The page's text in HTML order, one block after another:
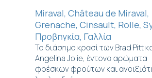
Miraval, Château de Miraval,
Grenache, Cinsault, Rolle,
Προβηγκία, Γαλλία
Το διάσημο κρασί των Brad Pitt
Angelina Jolie, έντονα αρώματα
φρέσκων φρούτων και